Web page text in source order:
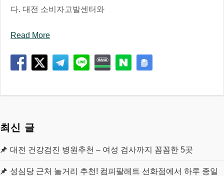
다. 대전 소비자고발센터와
Read More
최신 글
대전 건강검진 병원추천 – 여성 검사까지 꼼꼼한 5곳
성심당 근처 놀거리 추천! 컴피팔레트 선화점에서 하루 종일